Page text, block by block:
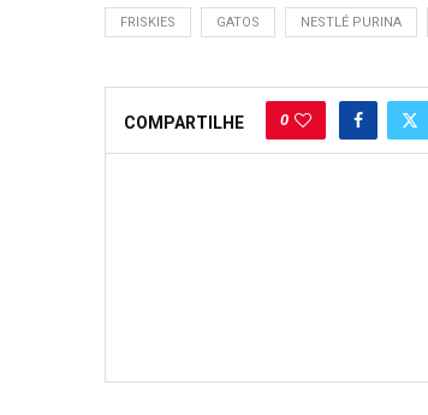
FRISKIES GATOS NESTLÉ PURINA
COMPARTILHE 0